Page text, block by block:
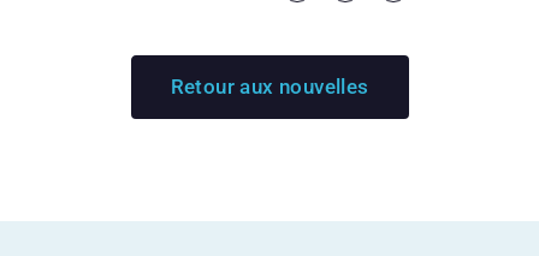
Retour aux nouvelles